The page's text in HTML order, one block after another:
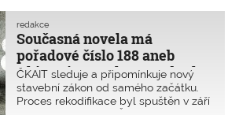
šesti svých základních požadavků,
které jsou ve veřejném zájmu
a přispěly by k urychlení
a zpřehlednění povolovacích procesů.
Současná novela má
pořadové číslo 188 aneb
z historie nového stavebního
zákona
redakce
ČKAIT sleduje a připomínkuje nový
stavební zákon od samého začátku.
Proces rekodifikace byl spuštěn v září